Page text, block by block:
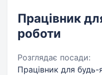
Працівник
роботи
Розглядає посади:
Працівник для